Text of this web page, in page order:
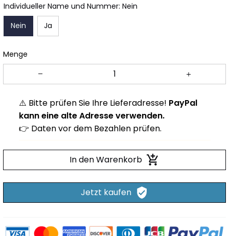
Individueller Name und Nummer: Nein
Nein
Ja
Menge
⚠️ Bitte prüfen Sie Ihre Lieferadresse! PayPal
kann eine alte Adresse verwenden.
👉 Daten vor dem Bezahlen prüfen.
In den Warenkorb
Jetzt kaufen